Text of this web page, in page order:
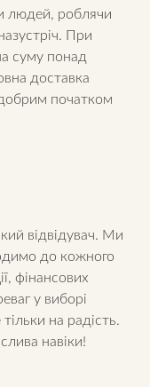
людей, роблячи
При
суму понад
доставка
початком
відвідувач. Ми
до кожного
фінансових
у виборі
на радість.
навіки!